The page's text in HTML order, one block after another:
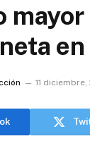
11 diciembre,